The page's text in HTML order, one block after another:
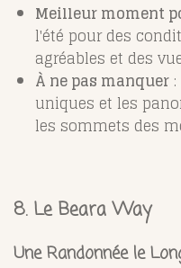
Meilleur moment
l'été pour des
agréables et des
À ne pas manquer
uniques et les
les sommets des
8. Le Beara Way
Une Randonnée le